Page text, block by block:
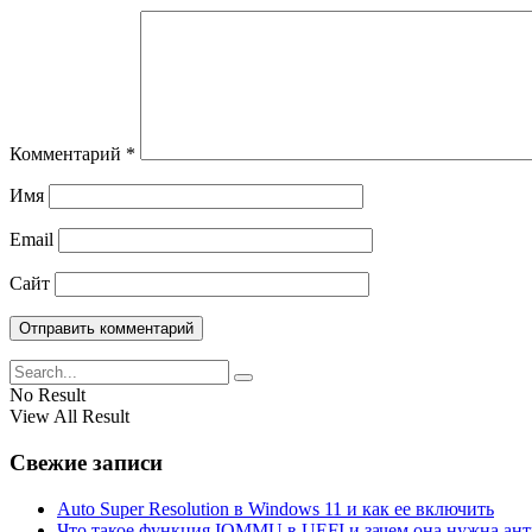
Комментарий *
Имя
Email
Сайт
No Result
View All Result
Свежие записи
Auto Super Resolution в Windows 11 и как ее включить